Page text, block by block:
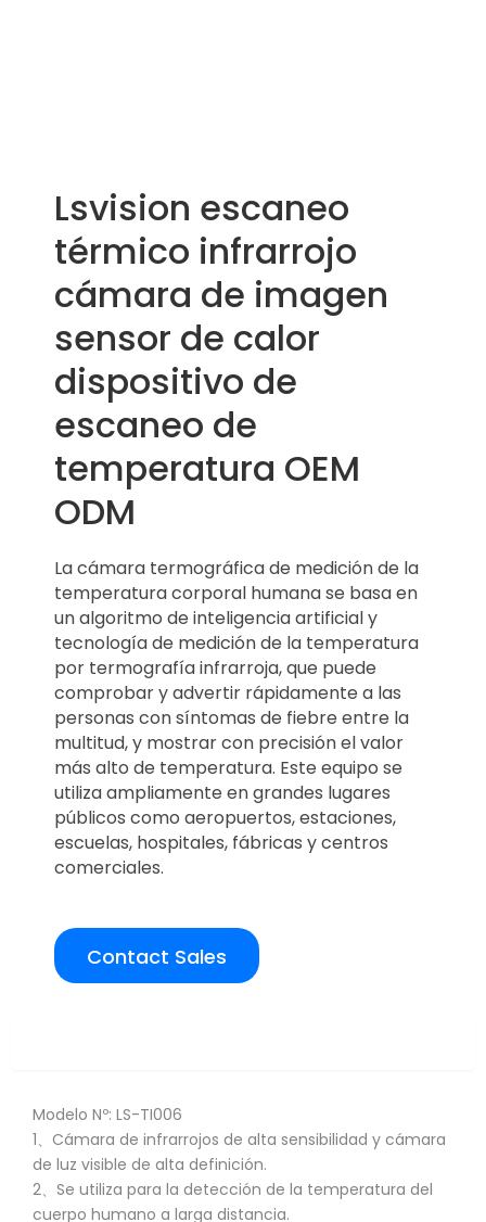
Lsvision escaneo
térmico infrarrojo
cámara de imagen
sensor de calor
dispositivo de
escaneo de
temperatura OEM
ODM
La cámara termográfica de medición de la
temperatura corporal humana se basa en
un algoritmo de inteligencia artificial y
tecnología de medición de la temperatura
por termografía infrarroja, que puede
comprobar y advertir rápidamente a las
personas con síntomas de fiebre entre la
multitud, y mostrar con precisión el valor
más alto de temperatura. Este equipo se
utiliza ampliamente en grandes lugares
públicos como aeropuertos, estaciones,
escuelas, hospitales, fábricas y centros
comerciales.
Contact Sales
Modelo Nº: LS-TI006
1、Cámara de infrarrojos de alta sensibilidad y cámara
de luz visible de alta definición.
2、Se utiliza para la detección de la temperatura del
cuerpo humano a larga distancia.